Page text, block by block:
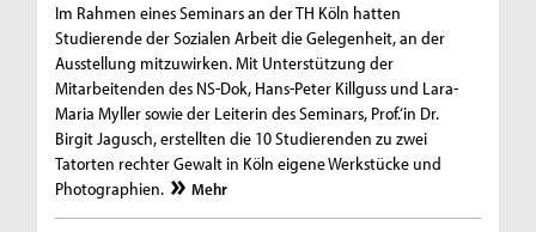
Im Rahmen eines Seminars an der TH Köln hatten
Studierende der Sozialen Arbeit die Gelegenheit, an der
Ausstellung mitzuwirken. Mit Unterstützung der
Mitarbeitenden des NS-Dok, Hans-Peter Killguss und Lara-
Maria Myller sowie der Leiterin des Seminars, Prof.‘in Dr.
Birgit Jagusch, erstellten die 10 Studierenden zu zwei
Tatorten rechter Gewalt in Köln eigene Werkstücke und
Photographien.
Mehr